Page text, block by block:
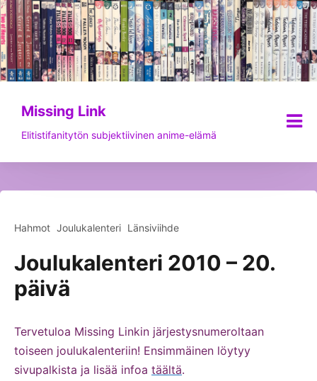
Siirry
sisältöön
Missing Link
Elitistifanitytön subjektiivinen anime-elämä
Hahmot Joulukalenteri Länsiviihde
Joulukalenteri 2010 – 20.
päivä
Tervetuloa Missing Linkin järjestysnumeroltaan
toiseen joulukalenteriin! Ensimmäinen löytyy
sivupalkista ja lisää infoa täältä.